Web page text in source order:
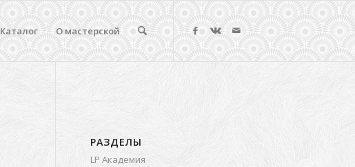
Каталог О мастерской
РАЗДЕЛЫ
LP Академия